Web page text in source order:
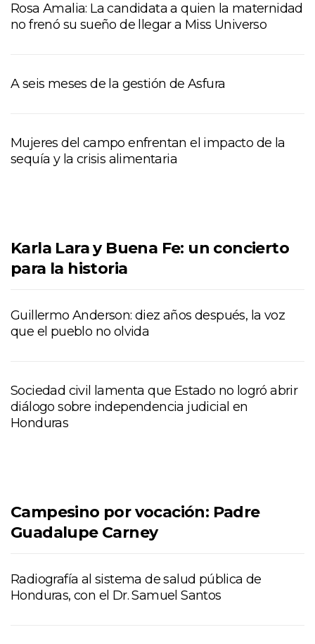
Rosa Amalia: La candidata a quien la maternidad
no frenó su sueño de llegar a Miss Universo
A seis meses de la gestión de Asfura
Mujeres del campo enfrentan el impacto de la
sequía y la crisis alimentaria
Karla Lara y Buena Fe: un concierto
para la historia
Guillermo Anderson: diez años después, la voz
que el pueblo no olvida
Sociedad civil lamenta que Estado no logró abrir
diálogo sobre independencia judicial en
Honduras
Campesino por vocación: Padre
Guadalupe Carney
Radiografía al sistema de salud pública de
Honduras, con el Dr. Samuel Santos